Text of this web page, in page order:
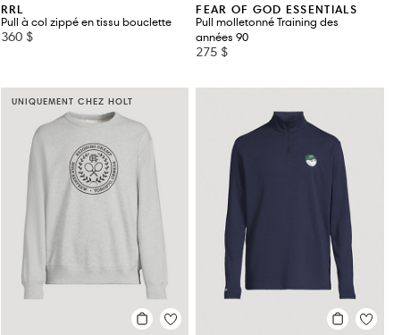
RRL
Pull à col zippé en tissu bouclette
360 $
FEAR OF GOD ESSENTIALS
Pull molletonné Training des
années 90
275 $
UNIQUEMENT CHEZ HOLT